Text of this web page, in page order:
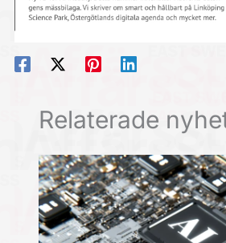
Relaterade